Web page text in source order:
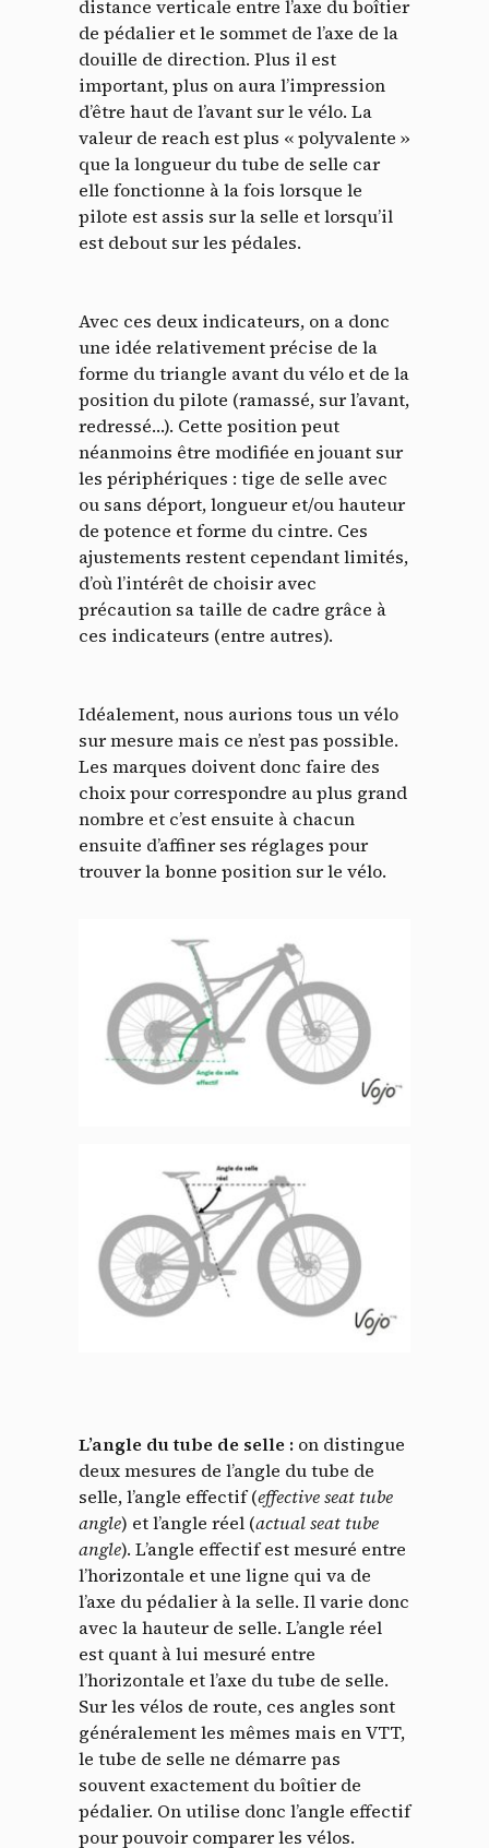
distance verticale entre l’axe du boîtier
de pédalier et le sommet de l’axe de la
douille de direction. Plus il est
important, plus on aura l’impression
d’être haut de l’avant sur le vélo. La
valeur de reach est plus « polyvalente »
que la longueur du tube de selle car
elle fonctionne à la fois lorsque le
pilote est assis sur la selle et lorsqu’il
est debout sur les pédales.
Avec ces deux indicateurs, on a donc
une idée relativement précise de la
forme du triangle avant du vélo et de la
position du pilote (ramassé, sur l’avant,
redressé…). Cette position peut
néanmoins être modifiée en jouant sur
les périphériques : tige de selle avec
ou sans déport, longueur et/ou hauteur
de potence et forme du cintre. Ces
ajustements restent cependant limités,
d’où l’intérêt de choisir avec
précaution sa taille de cadre grâce à
ces indicateurs (entre autres).
Idéalement, nous aurions tous un vélo
sur mesure mais ce n’est pas possible.
Les marques doivent donc faire des
choix pour correspondre au plus grand
nombre et c’est ensuite à chacun
ensuite d’affiner ses réglages pour
trouver la bonne position sur le vélo.
L’angle du tube de selle : on distingue
deux mesures de l’angle du tube de
selle, l’angle effectif (effective seat tube
angle) et l’angle réel (actual seat tube
angle). L’angle effectif est mesuré entre
l’horizontale et une ligne qui va de
l’axe du pédalier à la selle. Il varie donc
avec la hauteur de selle. L’angle réel
est quant à lui mesuré entre
l’horizontale et l’axe du tube de selle.
Sur les vélos de route, ces angles sont
généralement les mêmes mais en VTT,
le tube de selle ne démarre pas
souvent exactement du boîtier de
pédalier. On utilise donc l’angle effectif
pour pouvoir comparer les vélos.